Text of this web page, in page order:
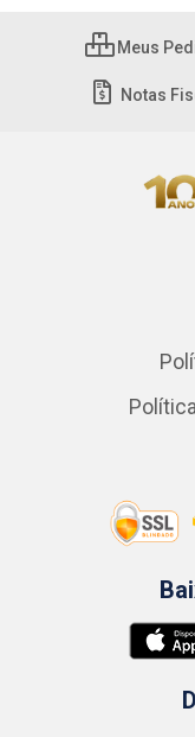
Meus
Notas